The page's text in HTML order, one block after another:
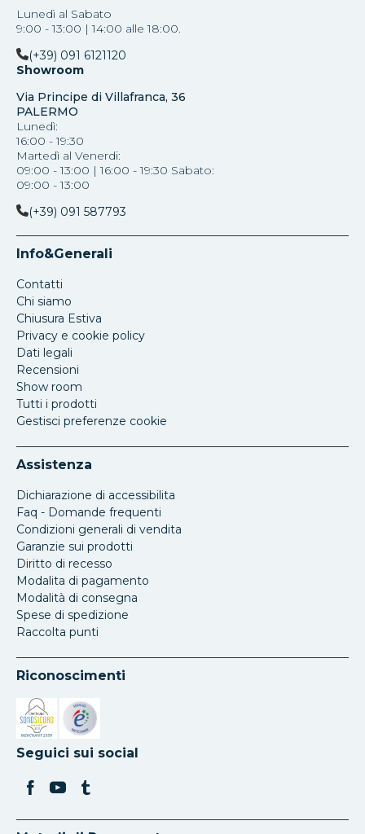
Lunedì al Sabato
9:00 - 13:00 | 14:00 alle 18:00.
(+39) 091 6121120
Showroom
Via Principe di Villafranca, 36
PALERMO
Lunedì:
16:00 - 19:30
Martedì al Venerdi:
09:00 - 13:00 | 16:00 - 19:30 Sabato:
09:00 - 13:00
(+39) 091 587793
Info&Generali
Contatti
Chi siamo
Chiusura Estiva
Privacy e cookie policy
Dati legali
Recensioni
Show room
Tutti i prodotti
Gestisci preferenze cookie
Assistenza
Dichiarazione di accessibilita
Faq - Domande frequenti
Condizioni generali di vendita
Garanzie sui prodotti
Diritto di recesso
Modalita di pagamento
Modalità di consegna
Spese di spedizione
Raccolta punti
Riconoscimenti
Si apre in una nuova scheda
Si apre in una nuova scheda
Seguici sui social